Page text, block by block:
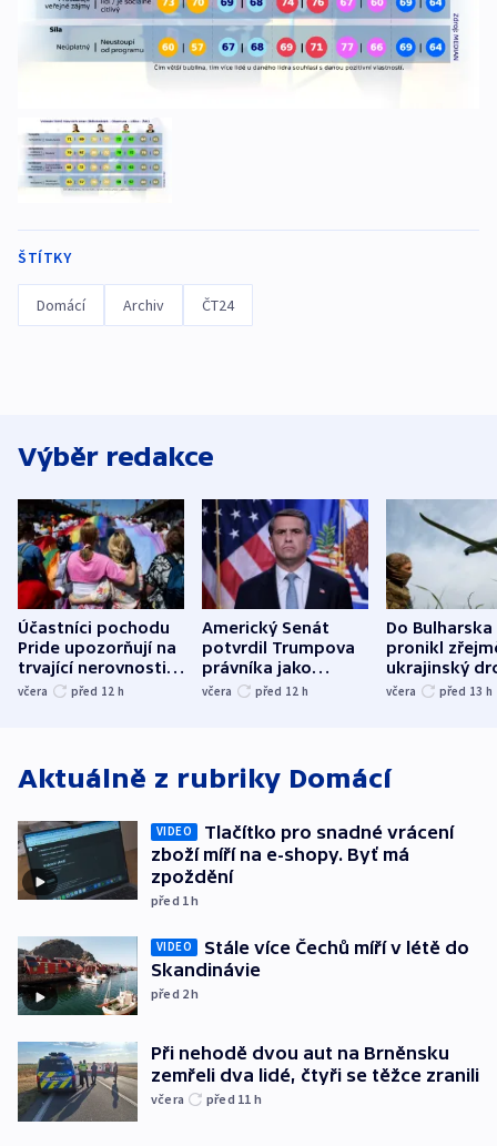
ŠTÍTKY
Domácí Archiv ČT24
Výběr redakce
Účastníci pochodu
Pride upozorňují na
trvající nerovnosti i
společenskou
včera před 12 h
Americký Senát
potvrdil Trumpova
právníka jako
ministra
včera před 12 h
Do Bulharska
pronikl
ukrajinský
explodoval
včera před 13 h
Aktuálně z rubriky Domácí
VIDEO
Tlačítko pro snadné vrácení
zboží míří na e-shopy. Byť má
zpoždění
před 1h
VIDEO
Stále více Čechů míří v létě do
Skandinávie
před 2h
Při nehodě dvou aut na Brněnsku
zemřeli dva lidé, čtyři se těžce zranili
včera před 11 h